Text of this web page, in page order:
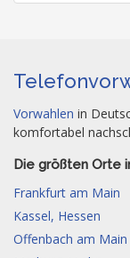
Vorwahlen in
komfortabel
Die größten Orte
Frankfurt am Main
Kassel, Hessen
Offenbach am Main